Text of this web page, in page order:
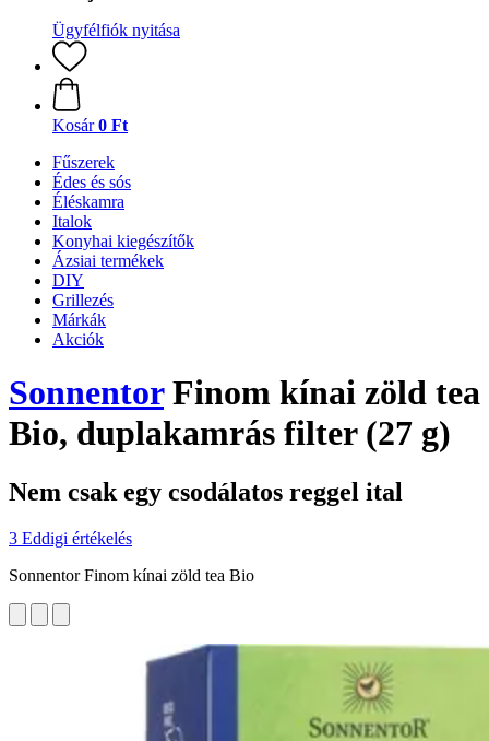
Ügyfélfiók nyitása
Kosár 0 Ft
Fűszerek
Édes és sós
Éléskamra
Italok
Konyhai kiegészítők
Ázsiai termékek
DIY
Grillezés
Márkák
Akciók
SonnentorFinom kínai zöld tea
Bio, duplakamrás filter (27 g)
Nem csak egy csodálatos reggel ital
3 Eddigi értékelés
Sonnentor Finom kínai zöld tea Bio